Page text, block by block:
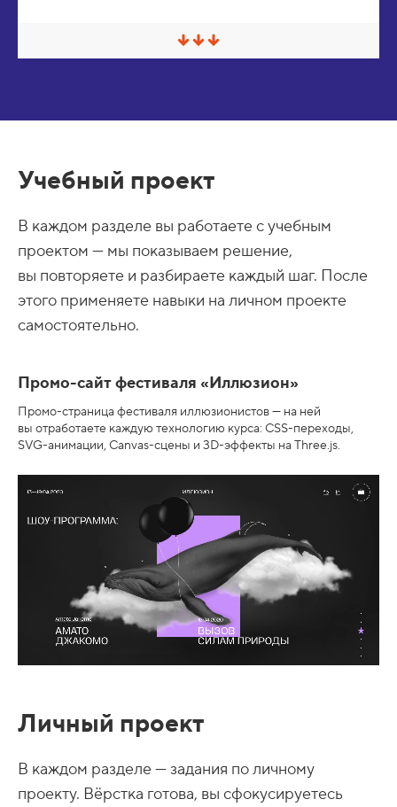
т
ь
С
в
у
Р
а
в
е
р
н
у
ь
Учебный проект
В каждом разделе вы работаете с учебным
проектом — мы показываем решение,
вы повторяете и разбираете каждый шаг. После
этого применяете навыки на личном проекте
самостоятельно.
Промо-сайт фестиваля «Иллюзион»
Промо-страница фестиваля иллюзионистов — на ней
вы отработаете каждую технологию курса: CSS-переходы,
SVG-анимации, Canvas-сцены и 3D-эффекты на Three.js.
Личный проект
В каждом разделе — задания по личному
проекту. Вёрстка готова, вы сфокусируетесь